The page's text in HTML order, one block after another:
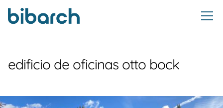
edificio de oficinas otto bock